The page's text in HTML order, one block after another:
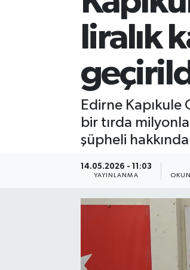
liralık
Edirne
bir tırda
şüpheli
14.05.2026 - 11:03
YAYINLANMA